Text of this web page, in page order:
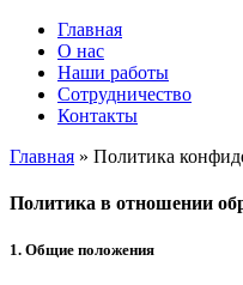
Главная
О нас
Наши работы
Сотрудничество
Контакты
Главная » Политика
Политика в отношении
1. Общие положения